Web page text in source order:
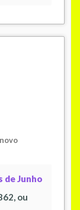
de Junho
ou